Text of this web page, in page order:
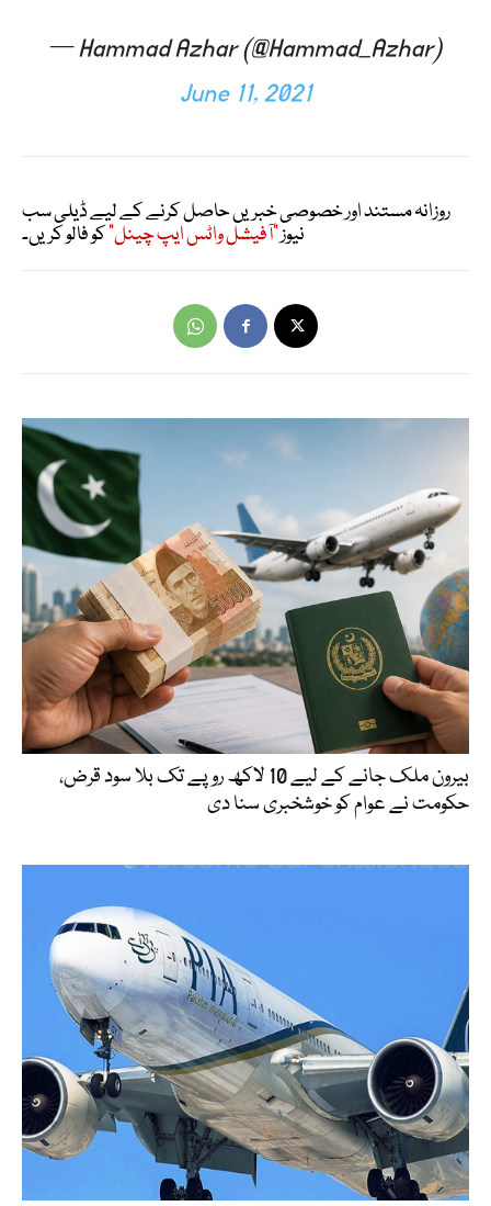
— Hammad Azhar (@Hammad_Azhar)
June 11, 2021
روزانہ مستند اور خصوصی خبریں حاصل کرنے کے لیے ڈیلی سب
نیوز"آفیشل واٹس ایپ چینل"کو فالو کریں۔
بیرون ملک جانے کے لیے 10 لاکھ روپے تک بلا سود قرض،
حکومت نے عوام کو خوشخبری سنا دی